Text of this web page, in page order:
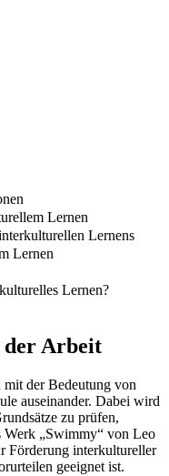
Lernen
Lernens
Lernen
Lernen?
der Arbeit
der Bedeutung von
auseinander. Dabei wird
zu prüfen,
„Swimmy“ von Leo
Förderung interkultureller
geeignet ist.